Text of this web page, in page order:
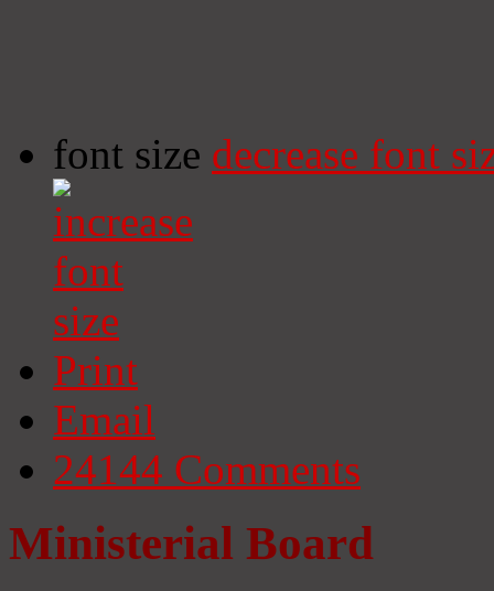
font size decrease font
Print
Email
24144 Comments
Ministerial Board